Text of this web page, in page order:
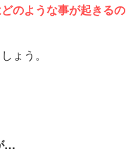
のような事が起きるの
ょう。
…